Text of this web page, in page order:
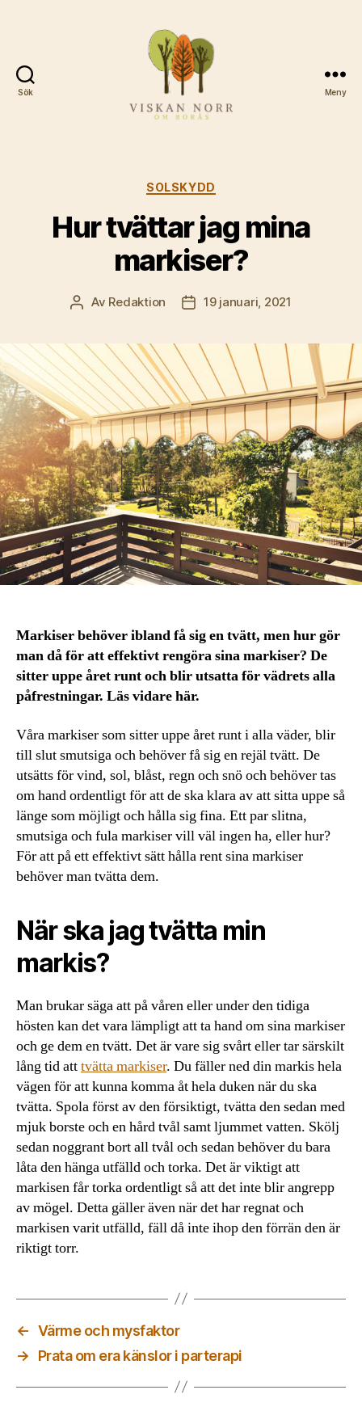
Sök Meny
Kategorier
SOLSKYDD
Hur tvättar jag mina
markiser?
Inläggsförfattare
Av Redaktion Inläggsdatum
19 januari, 2021
Markiser behöver ibland få sig en tvätt, men hur gör
man då för att effektivt rengöra sina markiser? De
sitter uppe året runt och blir utsatta för vädrets alla
påfrestningar. Läs vidare här.
Våra markiser som sitter uppe året runt i alla väder, blir
till slut smutsiga och behöver få sig en rejäl tvätt. De
utsätts för vind, sol, blåst, regn och snö och behöver tas
om hand ordentligt för att de ska klara av att sitta uppe så
länge som möjligt och hålla sig fina. Ett par slitna,
smutsiga och fula markiser vill väl ingen ha, eller hur?
För att på ett effektivt sätt hålla rent sina markiser
behöver man tvätta dem.
När ska jag tvätta min
markis?
Man brukar säga att på våren eller under den tidiga
hösten kan det vara lämpligt att ta hand om sina markiser
och ge dem en tvätt. Det är vare sig svårt eller tar särskilt
lång tid atttvätta markiser. Du fäller ned din markis hela
vägen för att kunna komma åt hela duken när du ska
tvätta. Spola först av den försiktigt, tvätta den sedan med
mjuk borste och en hård tvål samt ljummet vatten. Skölj
sedan noggrant bort all tvål och sedan behöver du bara
låta den hänga utfälld och torka. Det är viktigt att
markisen får torka ordentligt så att det inte blir angrepp
av mögel. Detta gäller även när det har regnat och
markisen varit utfälld, fäll då inte ihop den förrän den är
riktigt torr.
← Värme och mysfaktor
→
Prata om era känslor i parterapi